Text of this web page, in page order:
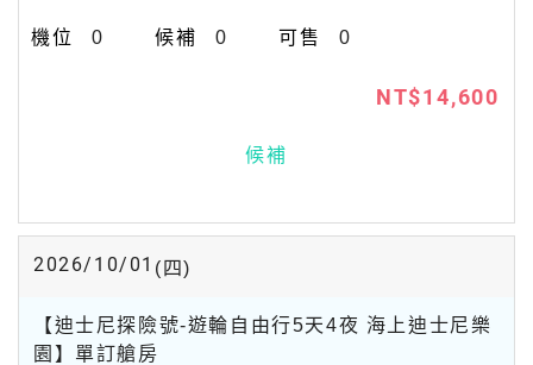
0 0 0
NT$14,600
候補
2026/10/01 (四)
【迪士尼探險號-遊輪自由行5天4夜 海上迪士尼樂
園】單訂艙房